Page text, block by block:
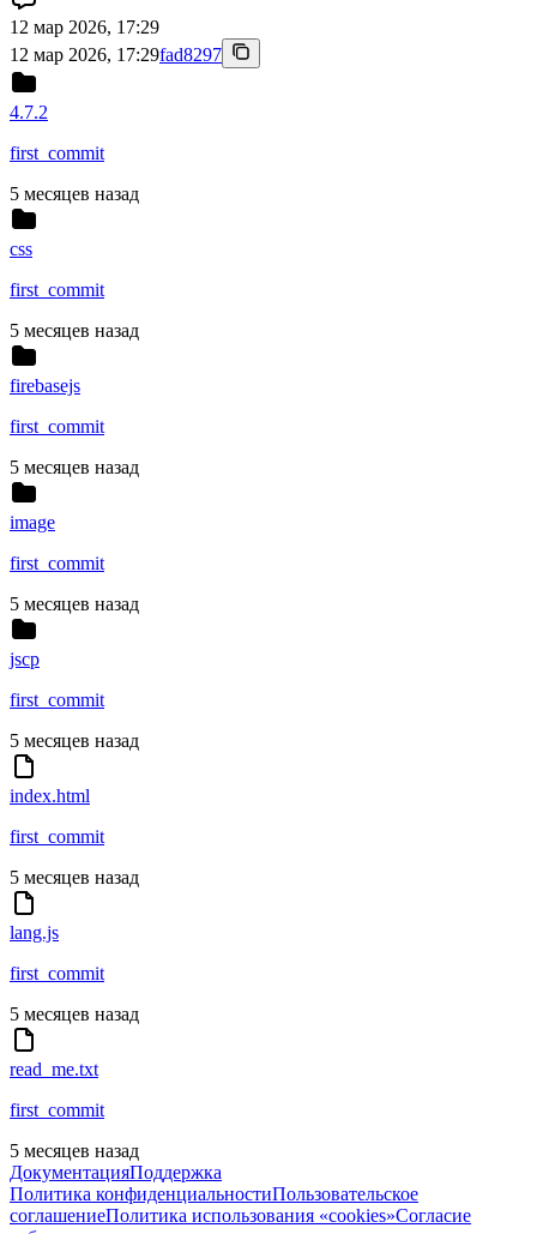
12 мар 2026, 17:29
12 мар 2026, 17:29fad8297
4.7.2
first_commit
5 месяцев назад
css
first_commit
5 месяцев назад
firebasejs
first_commit
5 месяцев назад
image
first_commit
5 месяцев назад
jscp
first_commit
5 месяцев назад
index.html
first_commit
5 месяцев назад
lang.js
first_commit
5 месяцев назад
read_me.txt
first_commit
5 месяцев назад
ДокументацияПоддержка
Политика конфиденциальностиПользовательское
соглашениеПолитика использования «cookies»Согласие